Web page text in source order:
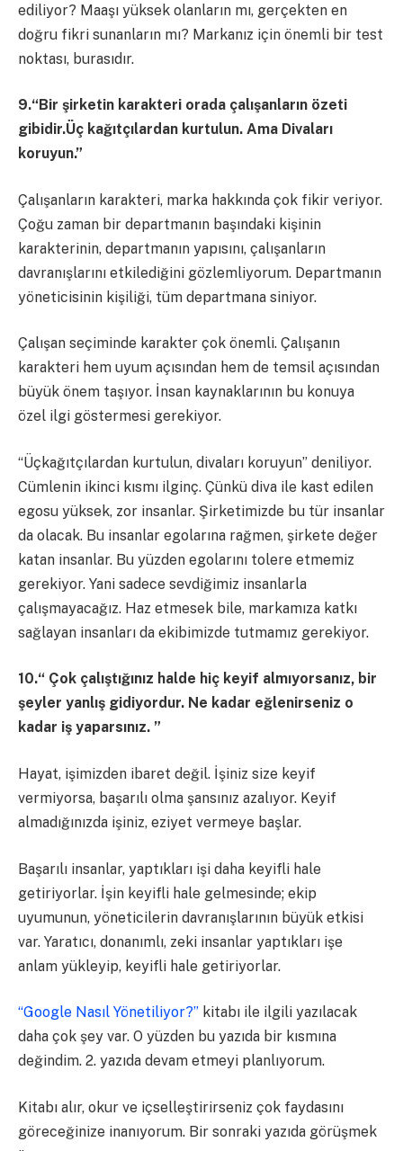
ediliyor? Maaşı yüksek olanların mı, gerçekten en
doğru fikri sunanların mı? Markanız için önemli bir test
noktası, burasıdır.
9.“Bir şirketin karakteri orada çalışanların özeti
gibidir.Üç kağıtçılardan kurtulun. Ama Divaları
koruyun.”
Çalışanların karakteri, marka hakkında çok fikir veriyor.
Çoğu zaman bir departmanın başındaki kişinin
karakterinin, departmanın yapısını, çalışanların
davranışlarını etkilediğini gözlemliyorum. Departmanın
yöneticisinin kişiliği, tüm departmana siniyor.
Çalışan seçiminde karakter çok önemli. Çalışanın
karakteri hem uyum açısından hem de temsil açısından
büyük önem taşıyor. İnsan kaynaklarının bu konuya
özel ilgi göstermesi gerekiyor.
“Üçkağıtçılardan kurtulun, divaları koruyun” deniliyor.
Cümlenin ikinci kısmı ilginç. Çünkü diva ile kast edilen
egosu yüksek, zor insanlar. Şirketimizde bu tür insanlar
da olacak. Bu insanlar egolarına rağmen, şirkete değer
katan insanlar. Bu yüzden egolarını tolere etmemiz
gerekiyor. Yani sadece sevdiğimiz insanlarla
çalışmayacağız. Haz etmesek bile, markamıza katkı
sağlayan insanları da ekibimizde tutmamız gerekiyor.
10.“ Çok çalıştığınız halde hiç keyif almıyorsanız, bir
şeyler yanlış gidiyordur. Ne kadar eğlenirseniz o
kadar iş yaparsınız. ”
Hayat, işimizden ibaret değil. İşiniz size keyif
vermiyorsa, başarılı olma şansınız azalıyor. Keyif
almadığınızda işiniz, eziyet vermeye başlar.
Başarılı insanlar, yaptıkları işi daha keyifli hale
getiriyorlar. İşin keyifli hale gelmesinde; ekip
uyumunun, yöneticilerin davranışlarının büyük etkisi
var. Yaratıcı, donanımlı, zeki insanlar yaptıkları işe
anlam yükleyip, keyifli hale getiriyorlar.
“Google Nasıl Yönetiliyor?” kitabı ile ilgili yazılacak
daha çok şey var. O yüzden bu yazıda bir kısmına
değindim. 2. yazıda devam etmeyi planlıyorum.
Kitabı alır, okur ve içselleştirirseniz çok faydasını
göreceğinize inanıyorum. Bir sonraki yazıda görüşmek